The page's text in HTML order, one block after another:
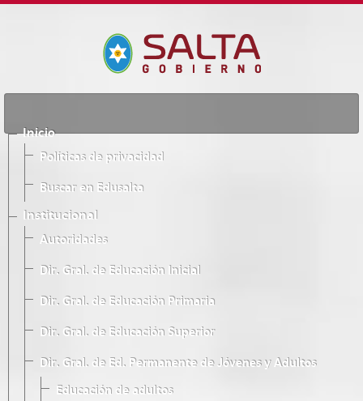
Inicio
Políticas de privacidad
Buscar en Edusalta
Institucional
Autoridades
Dir. Gral. de Educación Inicial
Dir. Gral. de Educación Primaria
Dir. Gral. de Educación Superior
Dir. Gral. de Ed. Permanente de Jóvenes y Adultos
Educación de adultos